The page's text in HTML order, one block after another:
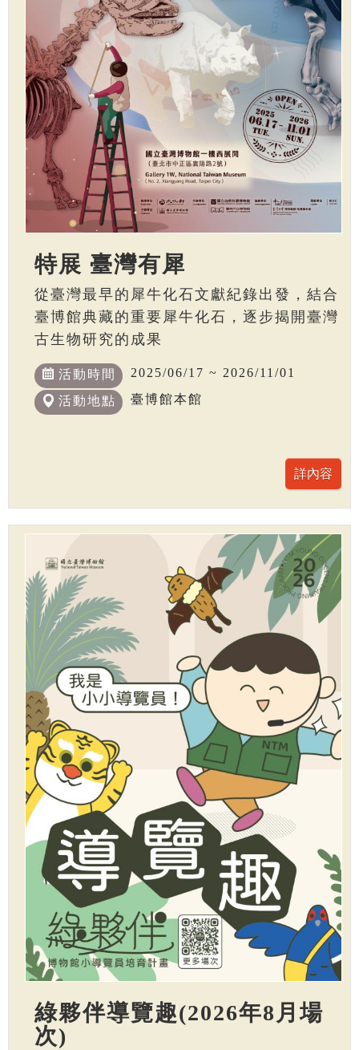
特展 臺灣有犀
從臺灣最早的犀牛化石文獻紀錄出發，結合
臺博館典藏的重要犀牛化石，逐步揭開臺灣
古生物研究的成果
活動時間 2025/06/17 ~ 2026/11/01
活動地點 臺博館本館
綠夥伴導覽趣(2026年8月場
次)